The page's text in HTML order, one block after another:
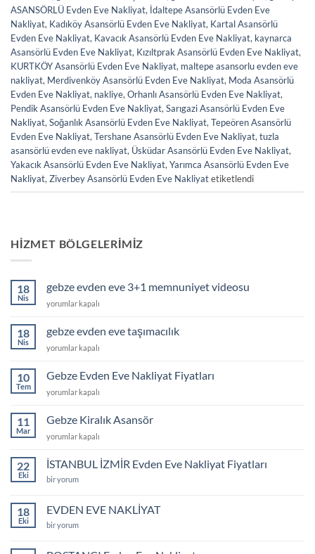
ASANSÖRLÜ Evden Eve Nakliyat, İdaltepe Asansörlü Evden Eve
Nakliyat, Kadıköy Asansörlü Evden Eve Nakliyat, Kartal Asansörlü
Evden Eve Nakliyat, Kavacık Asansörlü Evden Eve Nakliyat, kaynarca
Asansörlü Evden Eve Nakliyat, Kızıltprak Asansörlü Evden Eve Nakliyat,
KURTKÖY Asansörlü Evden Eve Nakliyat, maltepe asansorlu evden eve
nakliyat, Merdivenköy Asansörlü Evden Eve Nakliyat, Moda Asansörlü
Evden Eve Nakliyat, nakliye, Orhanlı Asansörlü Evden Eve Nakliyat,
Pendik Asansörlü Evden Eve Nakliyat, Sarıgazi Asansörlü Evden Eve
Nakliyat, Soğanlık Asansörlü Evden Eve Nakliyat, Tepeören Asansörlü
Evden Eve Nakliyat, Tershane Asansörlü Evden Eve Nakliyat, tuzla
asansörlü evden eve nakliyat, Üsküdar Asansörlü Evden Eve Nakliyat,
Yakacık Asansörlü Evden Eve Nakliyat, Yarımca Asansörlü Evden Eve
Nakliyat, Ziverbey Asansörlü Evden Eve Nakliyatetiketlendi
HIZMET BÖLGELERIMIZ
18
Nis
gebze evden eve 3+1 memnuniyet videosu
gebze
3+1
memnuniyet
için
yorumlar kapalı
18
Nis
gebze evden eve taşımacılık
gebze
eve
için
yorumlar kapalı
10
Tem
Gebze Evden Eve Nakliyat Fiyatları
Gebze
Eve
Fiyatları
yorumlar kapalı
11
Mar
Gebze Kiralık Asansör
Gebze
Asansör
yorumlar kapalı
22
Eki
İSTANBUL İZMİR Evden Eve Nakliyat Fiyatları
İSTANBUL
Eve
Nakliyat
Fiyatları
bir yorum
18
Eki
EVDEN EVE NAKLİYAT
EVDEN
için
bir yorum